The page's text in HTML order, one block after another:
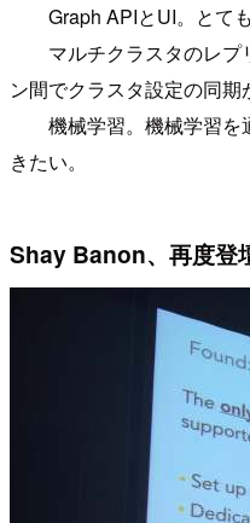
Graph APIとUI。とても
マルチクラスタのレプ
ン間でクラスタ設定の同期
機械学習。機械学習を
きたい。
Shay Banon、再度登